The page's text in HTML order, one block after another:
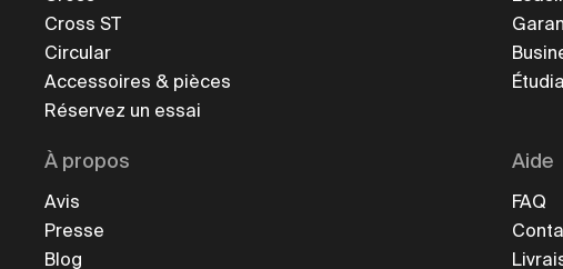
Cross ST
Circular
Accessoires & pièces
Réservez un essai
À propos
Avis
Presse
Blog
Aide
FAQ